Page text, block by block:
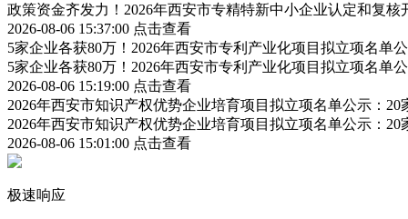
政策资金齐发力！2026年西安市专精特新中小企业认定和复
2026-08-06 15:37:00 点击查看
5家企业各获80万！2026年西安市专利产业化项目拟立项名单
5家企业各获80万！2026年西安市专利产业化项目拟立项名单
2026-08-06 15:19:00 点击查看
2026年西安市知识产权优势企业培育项目拟立项名单公示：
2026年西安市知识产权优势企业培育项目拟立项名单公示：
2026-08-06 15:01:00 点击查看
极速响应